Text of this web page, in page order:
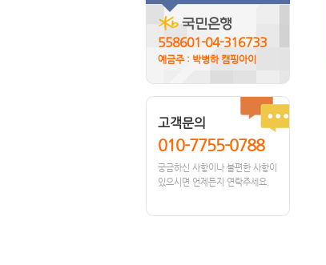
558601-04-316733
예금주 : 박병하 캠핑아이
고객문의
010-7755-0788
궁금하신 사항이나 불편한 사항이
있으시면 언제든지 연락주세요.